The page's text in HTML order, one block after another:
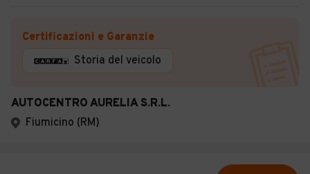
Certificazioni e Garanzie
Storia del veicolo
AUTOCENTRO AURELIA S.R.L.
Fiumicino (RM)